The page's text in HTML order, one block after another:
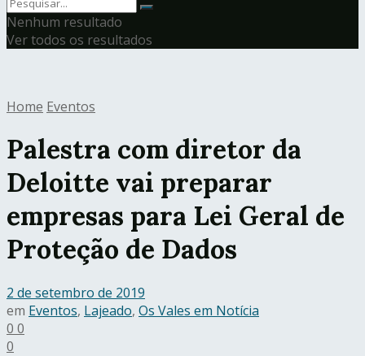
Nenhum resultado
Ver todos os resultados
Home Eventos
Palestra com diretor da
Deloitte vai preparar
empresas para Lei Geral de
Proteção de Dados
2 de setembro de 2019
em Eventos, Lajeado, Os Vales em Notícia
0 0
0